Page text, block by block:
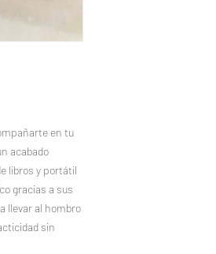
en tu
acabado
libros y portátil
gracias a sus
llevar al hombro
sin